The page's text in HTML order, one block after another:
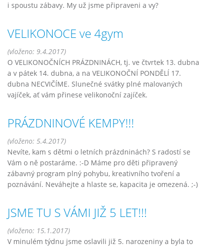
i spoustu zábavy. My už jsme připraveni a vy?
VELIKONOCE ve 4gym
(vloženo: 9.4.2017)
O VELIKONOČNÍCH PRÁZDNINÁCH, tj. ve čtvrtek 13. dubna
a v pátek 14. dubna, a na VELIKONOČNÍ PONDĚLÍ 17.
dubna NECVIČÍME. Slunečné svátky plné malovaných
vajíček, ať vám přinese velikonoční zajíček.
PRÁZDNINOVÉ KEMPY!!!
(vloženo: 5.4.2017)
Nevíte, kam s dětmi o letních prázdninách? S radostí se
Vám o ně postaráme. :-D Máme pro děti připravený
zábavný program plný pohybu, kreativního tvoření a
poznávání. Neváhejte a hlaste se, kapacita je omezená. ;-)
JSME TU S VÁMI JIŽ 5 LET!!!
(vloženo: 15.1.2017)
V minulém týdnu jsme oslavili již 5. narozeniny a byla to